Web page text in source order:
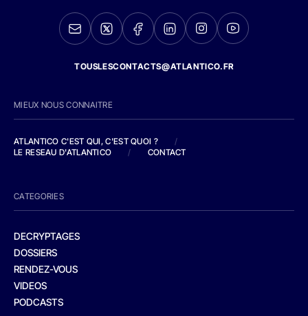
TOUSLESCONTACTS@ATLANTICO.FR
MIEUX NOUS CONNAITRE
ATLANTICO C'EST QUI, C'EST QUOI ?
/
LE RESEAU D'ATLANTICO
/ CONTACT
CATEGORIES
DECRYPTAGES
DOSSIERS
RENDEZ-VOUS
VIDEOS
PODCASTS